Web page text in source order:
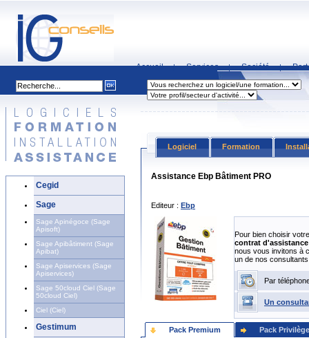
Accueil | Services | Société |
Cegid
Sage
Sage Apinégoce (Sage
Apisoft)
Sage Apibâtiment (Sage
Apibat)
Sage Apiservices (Sage
Apiservices)
Sage 50cloud Ciel (Sage
50cloud Ciel)
Ciel (Ciel)
Gestimum
Logiciel Formation
Assistance Ebp Bâtiment PRO
Editeur : Ebp
Pour bien choisir votre
contrat
nous vous invitons à
un de nos consultants
Par
Un
Pack Premium Pack Privilège